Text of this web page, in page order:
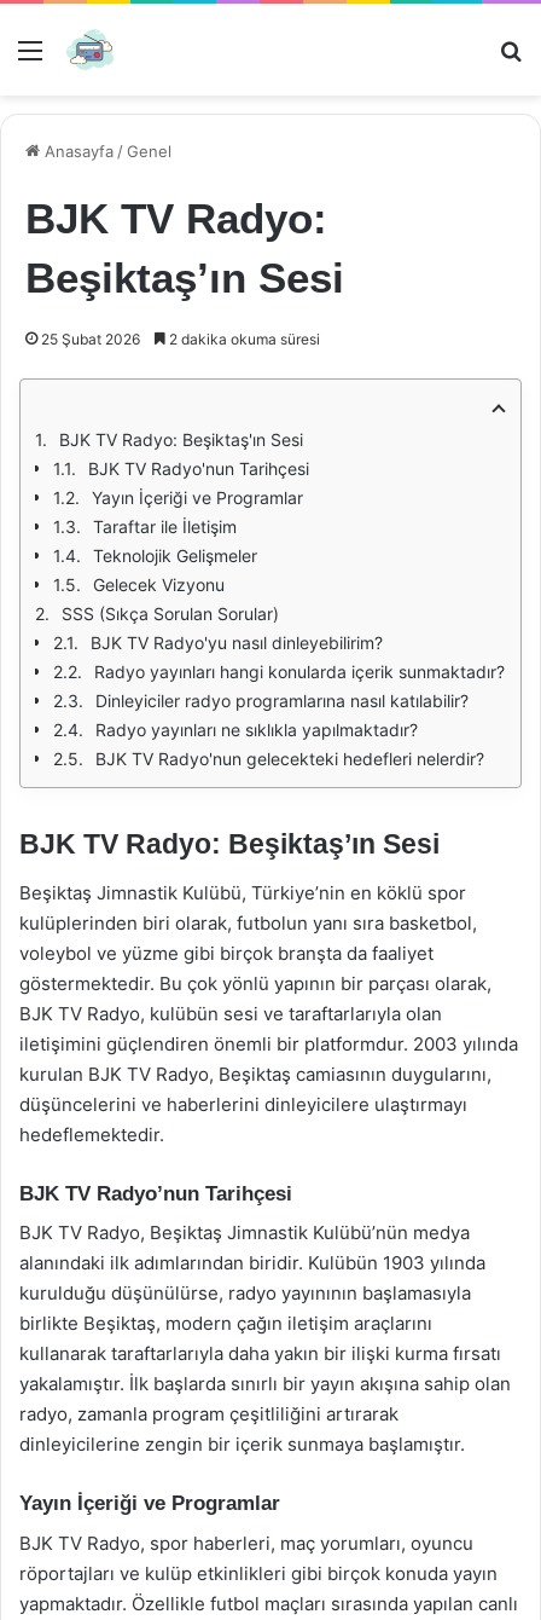
Menü
Anasayfa /Genel
BJK TV Radyo:
Beşiktaş’ın Sesi
25 Şubat 2026 2 dakika okuma süresi
BJK TV Radyo: Beşiktaş'ın Sesi
BJK TV Radyo'nun Tarihçesi
Yayın İçeriği ve Programlar
Taraftar ile İletişim
Teknolojik Gelişmeler
Gelecek Vizyonu
SSS (Sıkça Sorulan Sorular)
BJK TV Radyo'yu nasıl dinleyebilirim?
Radyo yayınları hangi konularda içerik sunmaktadır?
Dinleyiciler radyo programlarına nasıl katılabilir?
Radyo yayınları ne sıklıkla yapılmaktadır?
BJK TV Radyo'nun gelecekteki hedefleri nelerdir?
BJK TV Radyo: Beşiktaş’ın Sesi
Beşiktaş Jimnastik Kulübü, Türkiye’nin en köklü spor
kulüplerinden biri olarak, futbolun yanı sıra basketbol,
voleybol ve yüzme gibi birçok branşta da faaliyet
göstermektedir. Bu çok yönlü yapının bir parçası olarak,
BJK TV Radyo, kulübün sesi ve taraftarlarıyla olan
iletişimini güçlendiren önemli bir platformdur. 2003 yılında
kurulan BJK TV Radyo, Beşiktaş camiasının duygularını,
düşüncelerini ve haberlerini dinleyicilere ulaştırmayı
hedeflemektedir.
BJK TV Radyo’nun Tarihçesi
BJK TV Radyo, Beşiktaş Jimnastik Kulübü’nün medya
alanındaki ilk adımlarından biridir. Kulübün 1903 yılında
kurulduğu düşünülürse, radyo yayınının başlamasıyla
birlikte Beşiktaş, modern çağın iletişim araçlarını
kullanarak taraftarlarıyla daha yakın bir ilişki kurma fırsatı
yakalamıştır. İlk başlarda sınırlı bir yayın akışına sahip olan
radyo, zamanla program çeşitliliğini artırarak
dinleyicilerine zengin bir içerik sunmaya başlamıştır.
Yayın İçeriği ve Programlar
BJK TV Radyo, spor haberleri, maç yorumları, oyuncu
röportajları ve kulüp etkinlikleri gibi birçok konuda yayın
yapmaktadır. Özellikle futbol maçları sırasında yapılan canlı